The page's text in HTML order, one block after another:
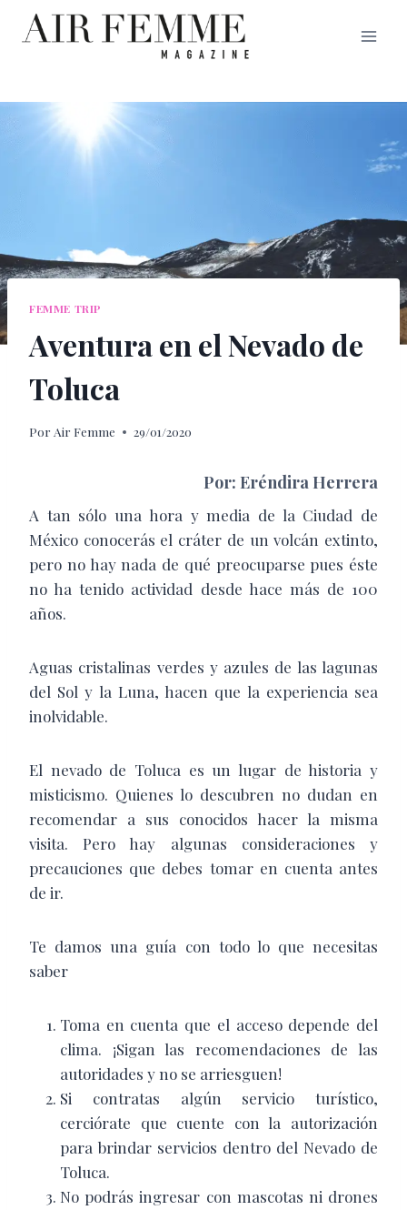
Saltar
FEMME TRIP
Aventura en el Nevado de
Toluca
Por Air Femme 29/01/2020
Por: Eréndira Herrera
A tan sólo una hora y media de la Ciudad de
México conocerás el cráter de un volcán extinto,
pero no hay nada de qué preocuparse pues éste
no ha tenido actividad desde hace más de 100
años.
Aguas cristalinas verdes y azules de las lagunas
del Sol y la Luna, hacen que la experiencia sea
inolvidable.
El nevado de Toluca es un lugar de historia y
misticismo. Quienes lo descubren no dudan en
recomendar a sus conocidos hacer la misma
visita. Pero hay algunas consideraciones y
precauciones que debes tomar en cuenta antes
de ir.
Te damos una guía con todo lo que necesitas
saber
Toma en cuenta que el acceso depende del
clima. ¡Sigan las recomendaciones de las
autoridades y no se arriesguen!
Si contratas algún servicio turístico,
cerciórate que cuente con la autorización
para brindar servicios dentro del Nevado de
Toluca.
No podrás ingresar con mascotas ni drones